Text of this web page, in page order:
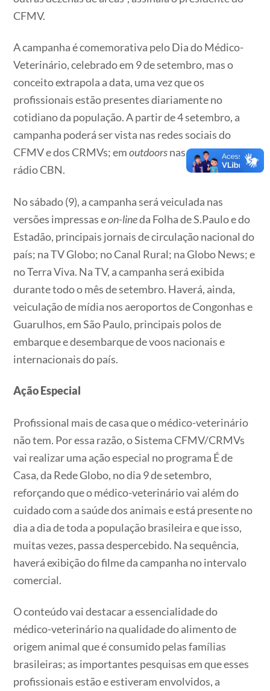
CFMV.
A campanha é comemorativa pelo Dia do Médico-
Veterinário, celebrado em 9 de setembro, mas o
conceito extrapola a data, uma vez que os
profissionais estão presentes diariamente no
cotidiano da população. A partir de 4 setembro, a
campanha poderá ser vista nas redes sociais do
CFMV e dos CRMVs; emoutdoorsnas capitais e na
rádio CBN.
No sábado (9), a campanha será veiculada nas
versões impressas eon-lineda Folha de S.Paulo e do
Estadão, principais jornais de circulação nacional do
país; na TV Globo; no Canal Rural; na Globo News; e
no Terra Viva. Na TV, a campanha será exibida
durante todo o mês de setembro. Haverá, ainda,
veiculação de mídia nos aeroportos de Congonhas e
Guarulhos, em São Paulo, principais polos de
embarque e desembarque de voos nacionais e
internacionais do país.
Ação Especial
Profissional mais de casa que o médico-veterinário
não tem. Por essa razão, o Sistema CFMV/CRMVs
vai realizar uma ação especial no programa É de
Casa, da Rede Globo, no dia 9 de setembro,
reforçando que o médico-veterinário vai além do
cuidado com a saúde dos animais e está presente no
dia a dia de toda a população brasileira e que isso,
muitas vezes, passa despercebido. Na sequência,
haverá exibição do filme da campanha no intervalo
comercial.
O conteúdo vai destacar a essencialidade do
médico-veterinário na qualidade do alimento de
origem animal que é consumido pelas famílias
brasileiras; as importantes pesquisas em que esses
profissionais estão e estiveram envolvidos, a